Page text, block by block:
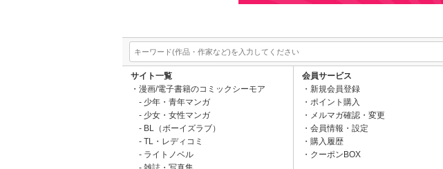
サイト一覧
漫画/電子書籍のコミックシーモア
少年・青年マンガ
少女・女性マンガ
BL（ボーイズラブ）
TL・レディコミ
ライトノベル
会員サービス
新規会員登録
ポイント購入
メルマガ確認・変更
会員情報・設定
購入履歴
クーポンBOX